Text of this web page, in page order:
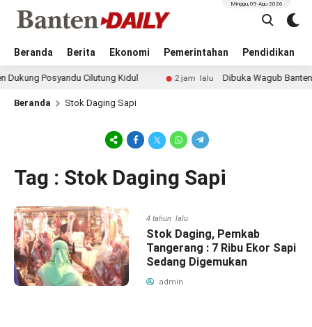
Beranda Berita Ekonomi Pemerintahan Pendidikan
Minggu, 09 Agu 2026
Posyandu Cilutung Kidul 2 jam lalu Dibuka Wagub Banten,
Beranda Stok Daging Sapi
Tag : Stok Daging Sapi
4 tahun lalu
Stok Daging, Pemkab
Tangerang : 7 Ribu Ekor Sapi
Sedang Digemukan
admin